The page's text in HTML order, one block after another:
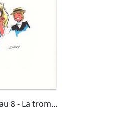
Olivier Rameau 8 - La trompette du silence